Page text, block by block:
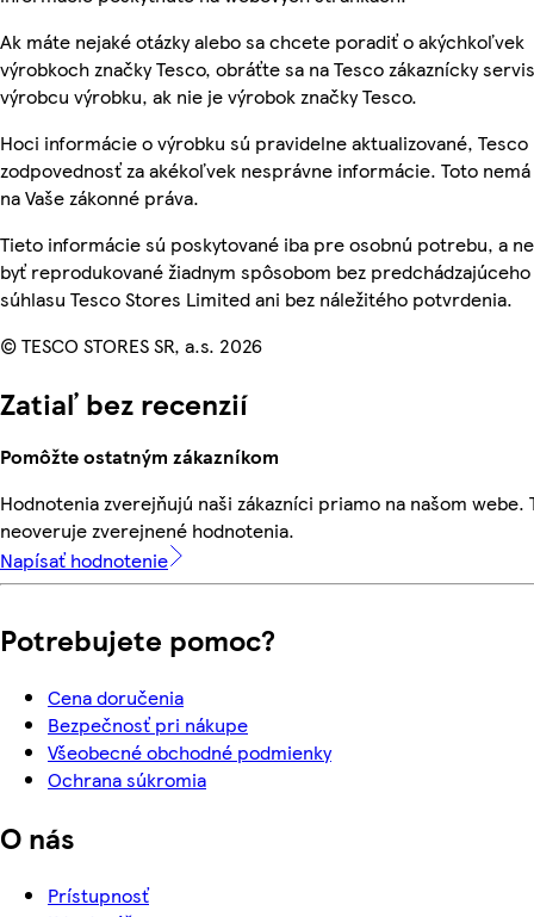
Ak máte nejaké otázky alebo sa chcete poradiť o akýchkoľvek
výrobkoch značky Tesco, obráťte sa na Tesco zákaznícky
výrobcu výrobku, ak nie je výrobok značky Tesco.
Hoci informácie o výrobku sú pravidelne aktualizované, Tesco
zodpovednosť za akékoľvek nesprávne informácie. Toto
na Vaše zákonné práva.
Tieto informácie sú poskytované iba pre osobnú potrebu, a
byť reprodukované žiadnym spôsobom bez predchádzajúceho
súhlasu Tesco Stores Limited ani bez náležitého potvrdenia.
© TESCO STORES SR, a.s. 2026
Zatiaľ bez recenzií
Pomôžte ostatným zákazníkom
Hodnotenia zverejňujú naši zákazníci priamo na našom webe.
neoveruje zverejnené hodnotenia.
Napísať hodnotenie
Potrebujete pomoc?
Cena doručenia
Bezpečnosť pri nákupe
Všeobecné obchodné podmienky
Ochrana súkromia
O nás
Prístupnosť